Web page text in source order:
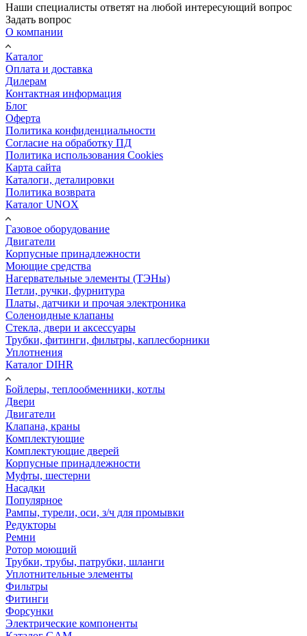
Наши специалисты ответят на любой интересующий вопрос
Задать вопрос
О компании
Каталог
Оплата и доставка
Дилерам
Контактная информация
Блог
Оферта
Политика конфиденциальности
Согласие на обработку ПД
Политика использования Cookies
Карта сайта
Каталоги, деталировки
Политика возврата
Каталог UNOX
Газовое оборудование
Двигатели
Корпусные принадлежности
Моющие средства
Нагервательные элементы (ТЭНы)
Петли, ручки, фурнитура
Платы, датчики и прочая электроника
Соленоидные клапаны
Стекла, двери и аксессуары
Трубки, фитинги, фильтры, каплесборники
Уплотнения
Каталог DIHR
Бойлеры, теплообменники, котлы
Двери
Двигатели
Клапана, краны
Комплектующие
Комплектующие дверей
Корпусные принадлежности
Муфты, шестерни
Насадки
Популярное
Рампы, турели, оси, з/ч для промывки
Редукторы
Ремни
Ротор моющий
Трубки, трубы, патрубки, шланги
Уплотнительные элементы
Фильтры
Фитинги
Форсунки
Электрические компоненты